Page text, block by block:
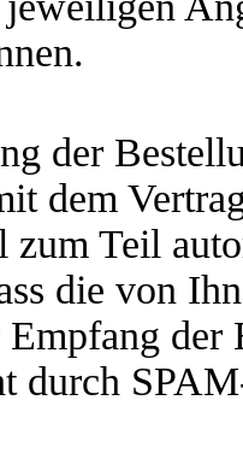
der
dem
Teil
die von
der
durch